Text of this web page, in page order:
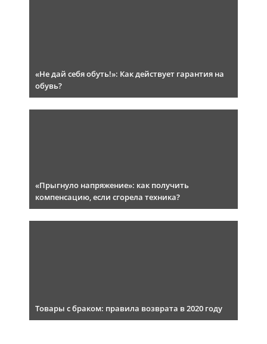
«Не дай себя обуть!»: Как действует гарантия на
обувь?
«Прыгнуло напряжение»: как получить
компенсацию, если сгорела техника?
Товары с браком: правила возврата в 2020 году